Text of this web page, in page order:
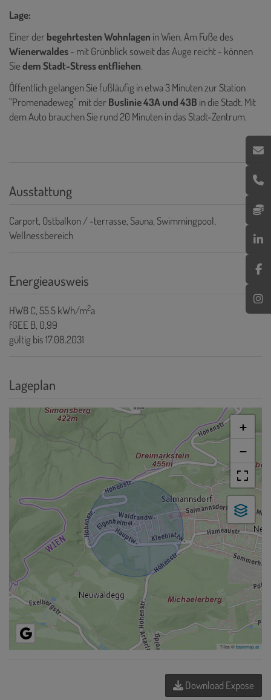
Lage:
Einer derbegehrtesten Wohnlagen in Wien. Am Fuße des
Wienerwaldes- mit Grünblick soweit das Auge reicht - können
Siedem Stadt-Stress entfliehen.
Öffentlich gelangen Sie fußläufig in etwa 3 Minuten zur Station
"Promenadeweg" mit derBuslinie 43A und 43B in die Stadt. Mit
dem Auto brauchen Sie rund 20 Minuten in das Stadt-Zentrum.
Ausstattung
Carport Ostbalkon / -terrasse Sauna Swimmingpool
Wellnessbereich
Energieausweis
HWBC, 55.5 kWh/m2a
fGEE B, 0,99
gültig bis17.08.2031
Lageplan
+
−
Tiles ©basemap.at
Download Expose